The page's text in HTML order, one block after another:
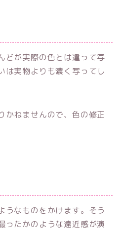
どが実際の色とは違って写
は実物よりも濃く写ってし
かねませんので、色の修正
うなものをかけます。そう
ったかのような遠近感が演